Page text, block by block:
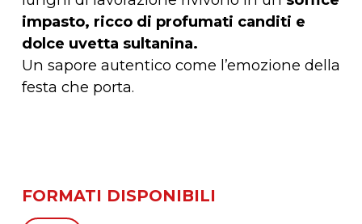
impasto, ricco di profumati canditi e
dolce uvetta sultanina.
Un sapore autentico come l’emozione della
festa che porta.
FORMATI DISPONIBILI